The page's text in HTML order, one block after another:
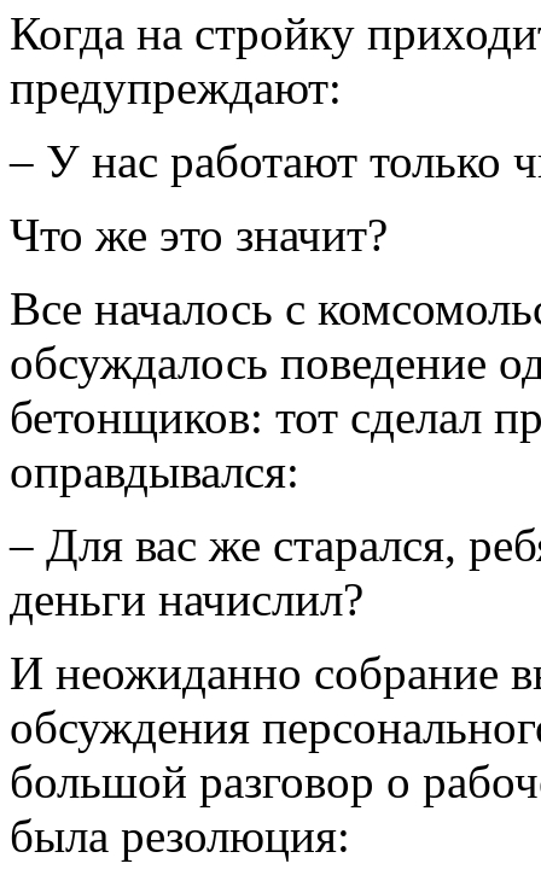
Когда на стройку
предупреждают:
– У нас работают только
Что же это значит?
Все началось с
обсуждалось поведение
бетонщиков: тот сделал
оправдывался:
– Для вас же старался,
деньги начислил?
И неожиданно собрание
обсуждения
большой разговор о
была резолюция: